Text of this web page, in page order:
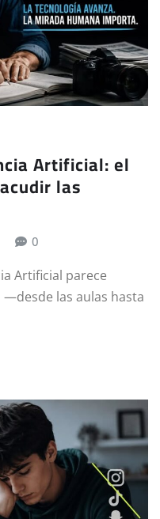
Artificial: el
las
0
Artificial parece
las aulas hasta